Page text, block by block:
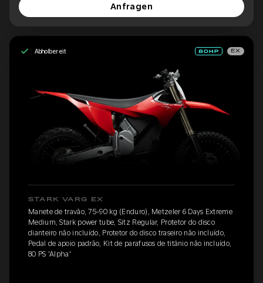
Anfragen
Abholbereit EX
STARK VARG EX
Manete de travão, 75-90 kg (Enduro), Metzeler 6 Days Extreme
Medium, Stark power tube, Sitz Regular, Protetor do disco
dianteiro não incluído, Protetor do disco traseiro não incluído,
Pedal de apoio padrão, Kit de parafusos de titânio não incluído,
80 PS 'Alpha'